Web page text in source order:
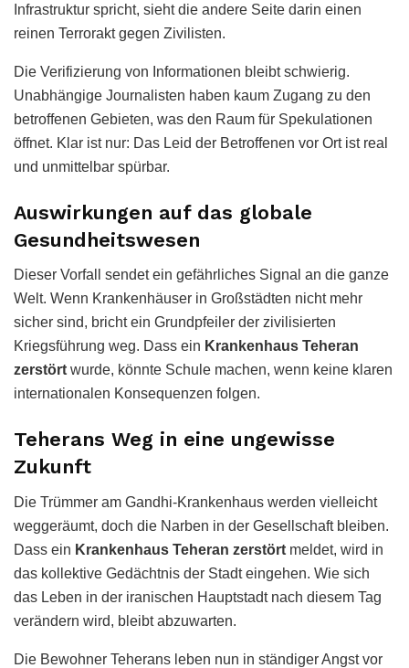
Infrastruktur spricht, sieht die andere Seite darin einen
reinen Terrorakt gegen Zivilisten.
Die Verifizierung von Informationen bleibt schwierig.
Unabhängige Journalisten haben kaum Zugang zu den
betroffenen Gebieten, was den Raum für Spekulationen
öffnet. Klar ist nur: Das Leid der Betroffenen vor Ort ist real
und unmittelbar spürbar.
Auswirkungen auf das globale
Gesundheitswesen
Dieser Vorfall sendet ein gefährliches Signal an die ganze
Welt. Wenn Krankenhäuser in Großstädten nicht mehr
sicher sind, bricht ein Grundpfeiler der zivilisierten
Kriegsführung weg. Dass ein Krankenhaus Teheran
zerstört wurde, könnte Schule machen, wenn keine klaren
internationalen Konsequenzen folgen.
Teherans Weg in eine ungewisse
Zukunft
Die Trümmer am Gandhi-Krankenhaus werden vielleicht
weggeräumt, doch die Narben in der Gesellschaft bleiben.
Dass ein Krankenhaus Teheran zerstört meldet, wird in
das kollektive Gedächtnis der Stadt eingehen. Wie sich
das Leben in der iranischen Hauptstadt nach diesem Tag
verändern wird, bleibt abzuwarten.
Die Bewohner Teherans leben nun in ständiger Angst vor